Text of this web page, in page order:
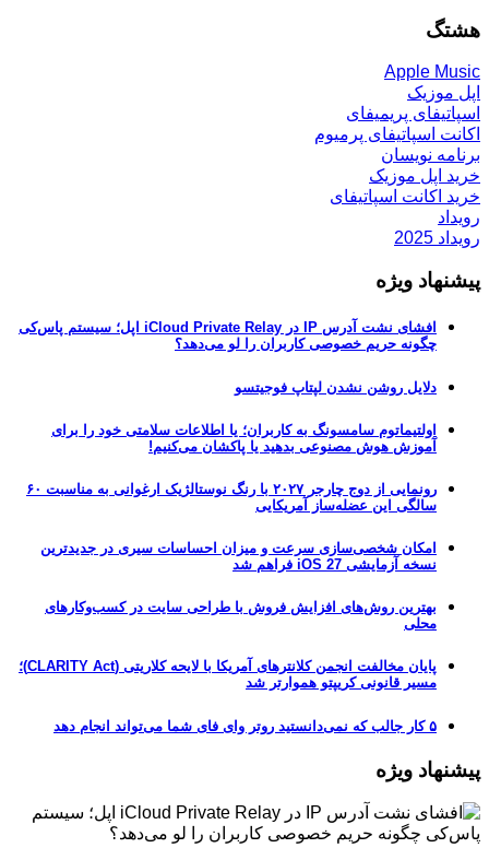
هشتگ
Apple Music
اپل موزیک
اسپاتیفای پریمیفای
اکانت اسپاتیفای پرمیوم
برنامه نویسان
خرید اپل موزیک
خرید اکانت اسپاتیفای
رویداد
رویداد 2025
پیشنهاد ویژه
افشای نشت آدرس IP در iCloud Private Relay اپل؛ سیستم پاس‌کی
چگونه حریم خصوصی کاربران را لو می‌دهد؟
دلایل روشن نشدن لپتاپ فوجیتسو
اولتیماتوم سامسونگ به کاربران؛ یا اطلاعات سلامتی خود را برای
آموزش هوش مصنوعی بدهید یا پاکشان می‌کنیم!
رونمایی از دوج چارجر ۲۰۲۷ با رنگ نوستالژیک ارغوانی به مناسبت ۶۰
سالگی این عضله‌ساز آمریکایی
امکان شخصی‌سازی سرعت و میزان احساسات سیری در جدیدترین
نسخه آزمایشی iOS 27 فراهم شد
بهترین روش‌های افزایش فروش با طراحی سایت در کسب‌وکارهای
محلی
پایان مخالفت انجمن کلانترهای آمریکا با لایحه کلاریتی (CLARITY Act)؛
مسیر قانونی کریپتو هموارتر شد
۵ کار جالب که نمی‌دانستید روتر وای فای شما می‌تواند انجام دهد
پیشنهاد ویژه